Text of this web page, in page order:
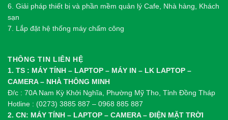
6. Giải pháp thiết bị và phần mềm quản lý Cafe, Nhà hàng, Khách
sạn
7. Lắp đặt hệ thống máy chấm công
THÔNG TIN LIÊN HỆ
1. TS : MÁY TÍNH – LAPTOP – MÁY IN – LK LAPTOP –
CAMERA – NHÀ THÔNG MINH
Đ/c : 70A Nam Kỳ Khởi Nghĩa, Phường Mỹ Tho, Tỉnh Đồng Tháp
Hotline : (0273) 3885 887 – 0968 885 887
2. CN: MÁY TÍNH – LAPTOP – CAMERA – ĐIỆN MẶT TRỜI